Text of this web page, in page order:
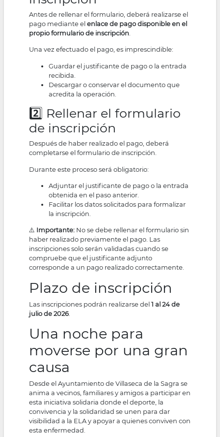
Antes de rellenar el formulario, deberá realizarse el
pago mediante elenlace de pago disponible en el
propio formulario de inscripción
Una vez efectuado el pago, es imprescindible:
Guardar el justificante de pago o la entrada
recibida.
Descargar o conservar el documento que
acredita la operación.
2️⃣ Rellenar el formulario
de inscripción
Después de haber realizado el pago, deberá
completarse el formulario de inscripción.
Durante este proceso será obligatorio:
Adjuntar el justificante de pago o la entrada
obtenida en el paso anterior.
Facilitar los datos solicitados para formalizar
la inscripción.
⚠️ Importante: No se debe rellenar el formulario sin
haber realizado previamente el pago. Las
inscripciones solo serán validadas cuando se
compruebe que el justificante adjunto
corresponde a un pago realizado correctamente.
Plazo de inscripción
Las inscripciones podrán realizarse del1 al 24 de
julio de 2026
Una noche para
moverse por una gran
causa
Desde el Ayuntamiento de Villaseca de la Sagra se
anima a vecinos, familiares y amigos a participar en
esta iniciativa solidaria donde el deporte, la
convivencia y la solidaridad se unen para dar
visibilidad a la ELA y apoyar a quienes conviven con
esta enfermedad.